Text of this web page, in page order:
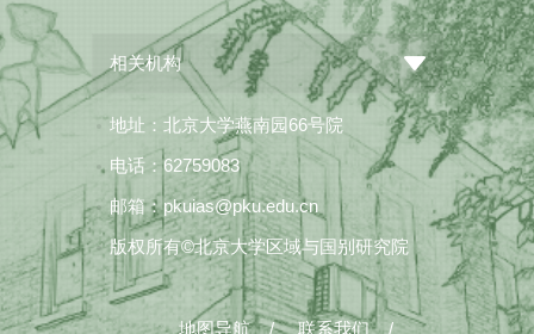
相关机构
地址：北京大学燕南园66号院
电话：62759083
邮箱：pkuias@pku.edu.cn
版权所有©北京大学区域与国别研究院
地图导航 / 联系我们 /